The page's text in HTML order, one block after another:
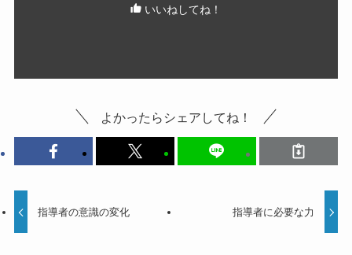
いいねしてね！
よかったらシェアしてね！
指導者の意識の変化 指導者に必要な力